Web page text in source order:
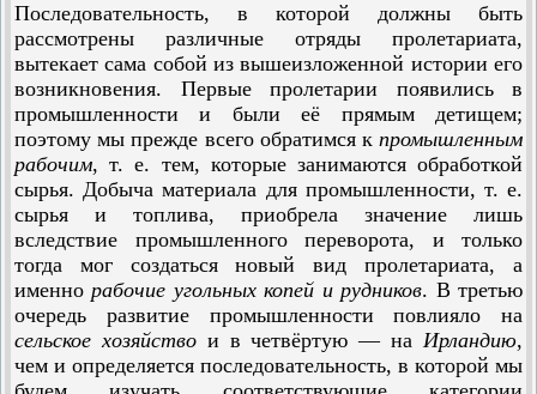
Последовательность, в которой должны быть
рассмотрены различные отряды пролетариата,
вытекает сама собой из вышеизложенной истории его
возникновения. Первые пролетарии появились в
промышленности и были её прямым детищем;
поэтому мы прежде всего обратимся к промышленным
рабочим, т. е. тем, которые занимаются обработкой
сырья. Добыча материала для промышленности, т. е.
сырья и топлива, приобрела значение лишь
вследствие промышленного переворота, и только
тогда мог создаться новый вид пролетариата, а
именнорабочие угольных копей и рудников. В третью
очередь развитие промышленности повлияло на
сельское хозяйствои в четвёртую — наИрландию,
чем и определяется последовательность, в которой мы